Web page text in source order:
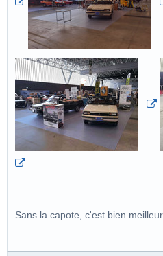
Sans la capote, c'est bien